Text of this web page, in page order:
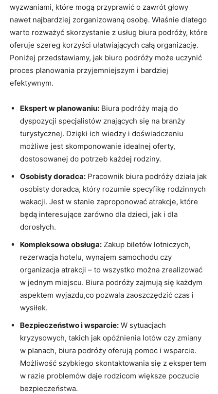
wyzwaniami, które mogą przyprawić o zawrót głowy
nawet najbardziej ‌zorganizowaną osobę. Właśnie dlatego
warto rozważyć skorzystanie z usług⁣ biura ‍podróży, które
​oferuje szereg korzyści ułatwiających całą organizację.
Poniżej przedstawiamy, jak biuro ⁣podróży może uczynić
proces planowania przyjemniejszym i bardziej
efektywnym.
Ekspert w⁣ planowaniu: Biura podróży mają do
dyspozycji specjalistów znających​ się na branży
turystycznej. Dzięki ich wiedzy i doświadczeniu
możliwe jest ‌skomponowanie ⁤idealnej‍ oferty,​
dostosowanej do potrzeb każdej rodziny.
Osobisty doradca: Pracownik biura podróży działa jak
osobisty doradca, który rozumie specyfikę rodzinnych
wakacji. Jest w stanie zaproponować atrakcje, które
będą interesujące zarówno dla dzieci, jak i dla
dorosłych.
Kompleksowa obsługa: Zakup biletów lotniczych,
rezerwacja hotelu, wynajem ‍samochodu czy
organizacja atrakcji⁣ – to wszystko można zrealizować
w‌ jednym miejscu. Biura podróży zajmują ‍się każdym⁣
aspektem wyjazdu,co pozwala zaoszczędzić⁣ czas i
wysiłek.
Bezpieczeństwo i wsparcie: ⁢W sytuacjach
kryzysowych, takich jak⁣ opóźnienia‌ lotów⁢ czy‍ zmiany
w planach, biura ⁣podróży oferują pomoc​ i wsparcie.
Możliwość szybkiego skontaktowania się z ekspertem
w⁣ razie problemów daje rodzicom większe poczucie
bezpieczeństwa.